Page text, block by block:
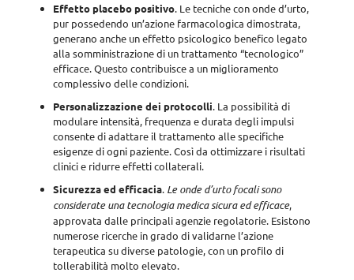
Effetto placebo positivo. Le tecniche con onde d’urto,
pur possedendo un’azione farmacologica dimostrata,
generano anche un effetto psicologico benefico legato
alla somministrazione di un trattamento “tecnologico”
efficace. Questo contribuisce a un miglioramento
complessivo delle condizioni.
Personalizzazione dei protocolli. La possibilità di
modulare intensità, frequenza e durata degli impulsi
consente di adattare il trattamento alle specifiche
esigenze di ogni paziente. Così da ottimizzare i risultati
clinici e ridurre effetti collaterali.
Sicurezza ed efficacia. Le onde d’urto focali sono
considerate una tecnologia medica sicura ed efficace,
approvata dalle principali agenzie regolatorie. Esistono
numerose ricerche in grado di validarne l’azione
terapeutica su diverse patologie, con un profilo di
tollerabilità molto elevato.